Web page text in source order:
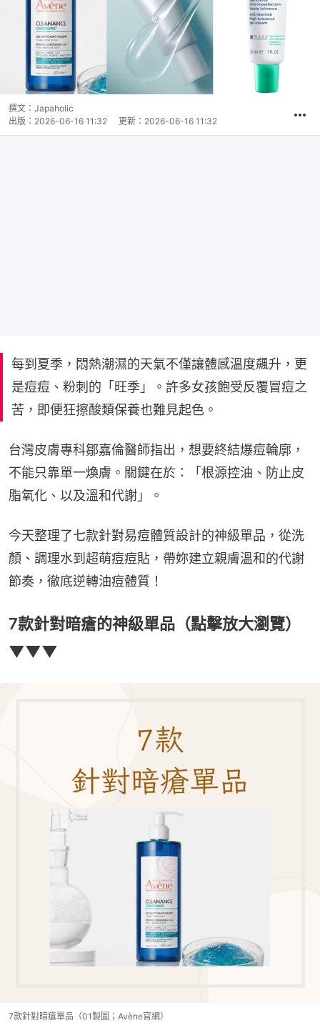
撰文： Japaholic
出版： 2026-06-16 11:32 更新： 2026-06-16 11:32
每到夏季，悶熱潮濕的天氣不僅讓體感溫度飆升，更
是痘痘、粉刺的「旺季」。許多女孩飽受反覆冒痘之
苦，即便狂擦酸類保養也難見起色。
台灣皮膚專科鄒嘉倫醫師指出，想要終結爆痘輪廓，
不能只靠單一煥膚。關鍵在於：「根源控油、防止皮
脂氧化、以及溫和代謝」。
今天整理了七款針對易痘體質設計的神級單品，從洗
顏、調理水到超萌痘痘貼，帶妳建立親膚溫和的代謝
節奏，徹底逆轉油痘體質！
7款針對暗瘡的神級單品（點擊放大瀏覽）
▼▼▼
7款針對暗瘡單品（01製圖；Avène官網）